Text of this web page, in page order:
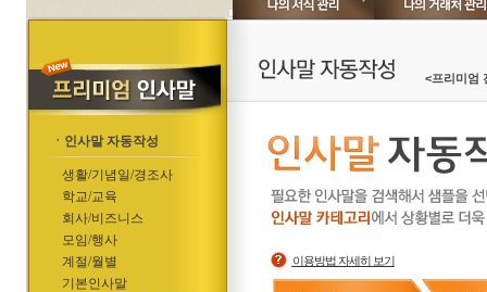
ㆍ인사말 자동작성
생활/기념일/경조사
학교/교육
회사/비즈니스
모임/행사
계절/월별
기본인사말
<프리미엄
이용방법 자세히 보기